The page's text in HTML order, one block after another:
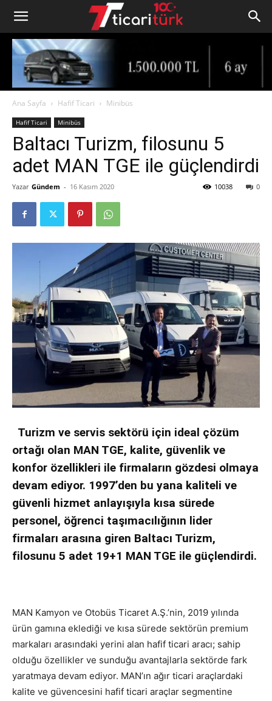
Ana Sayfa Hafif Ticari Minibüs
Hafif Ticari Minibüs
Baltacı Turizm, filosunu 5
adet MAN TGE ile güçlendirdi
Yazar Gündem - 16 Kasım 2020 0
10038
Turizm ve servis sektörü için ideal çözüm
ortağı olan MAN TGE, kalite, güvenlik ve
konfor özellikleri ile firmaların gözdesi olmaya
devam ediyor. 1997’den bu yana kaliteli ve
güvenli hizmet anlayışıyla kısa sürede
personel, öğrenci taşımacılığının lider
firmaları arasına giren Baltacı Turizm,
filosunu 5 adet 19+1 MAN TGE ile güçlendirdi.
MAN Kamyon ve Otobüs Ticaret A.Ş.’nin, 2019 yılında
ürün gamına eklediği ve kısa sürede sektörün premium
markaları arasındaki yerini alan hafif ticari aracı; sahip
olduğu özellikler ve sunduğu avantajlarla sektörde fark
yaratmaya devam ediyor. MAN’ın ağır ticari araçlardaki
kalite ve güvencesini hafif ticari araçlar segmentine